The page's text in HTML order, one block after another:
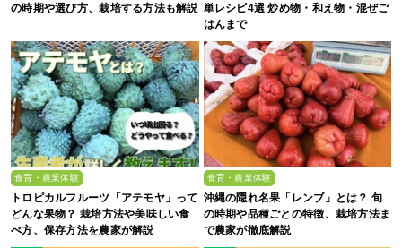
の時期や選び方、栽培する方法も解説 単レシピ4選 炒め物・和え物・混ぜご
はんまで
食育・農業体験
トロピカルフルーツ「アテモヤ」って
どんな果物？ 栽培方法や美味しい食
べ方、保存方法を農家が解説
食育・農業体験
沖縄の隠れ名果「レンブ」とは？ 旬
の時期や品種ごとの特徴、栽培方法ま
で農家が徹底解説